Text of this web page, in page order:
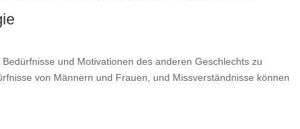
und Motivationen des anderen Geschlechts zu
von Männern und Frauen, und Missverständnisse können